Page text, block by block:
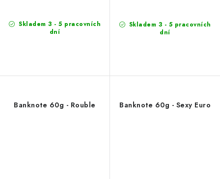
Skladem 3 - 5 pracovních
dní
Skladem 3 - 5 pracovních
dní
Banknote 60g - Rouble Banknote 60g - Sexy Euro